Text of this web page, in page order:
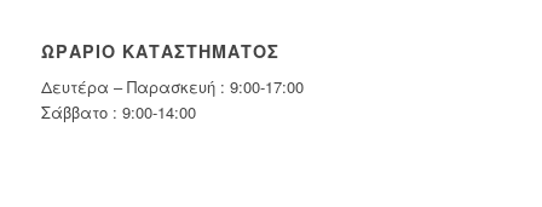
ΩΡΆΡΙΟ ΚΑΤΑΣΤΉΜΑΤΟΣ
Δευτέρα – Παρασκευή : 9:00-17:00
Σάββατο : 9:00-14:00